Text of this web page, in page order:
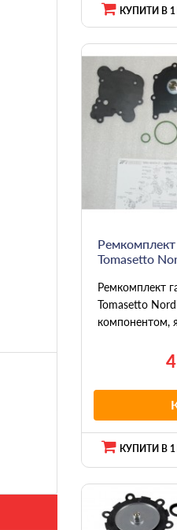
КУПИТИ В 1
Tomasetto
Ремкомплект
Tomasetto
компонентом,
КУПИТИ В 1